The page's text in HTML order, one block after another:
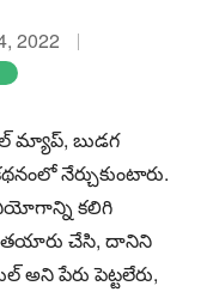
2022
మ్యాప్, బుడగ
నేర్చుకుంటారు.
కలిగి
తయారు చేసి, దానిని
పేరు పెట్టలేరు,